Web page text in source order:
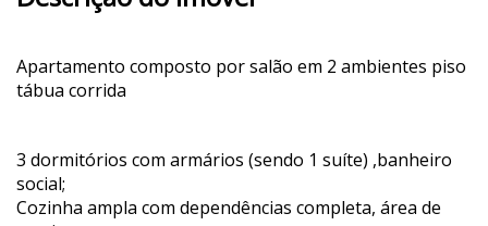
Apartamento composto por salão em 2 ambientes piso
tábua corrida
3 dormitórios com armários (sendo 1 suíte) ,banheiro
social;
Cozinha ampla com dependências completa, área de